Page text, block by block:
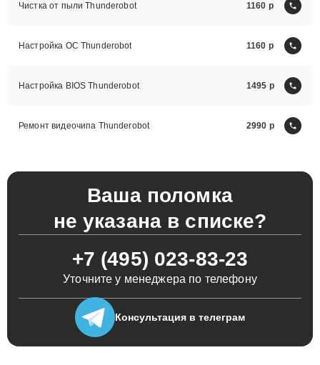
Чистка от пыли Thunderobot 1160
Настройка ОС Thunderobot 1160
Настройка BIOS Thunderobot 1495
Ремонт видеочипа Thunderobot 2990
Ваша поломка
не указана в списке?
+7 (495) 023-83-23
Уточните у менеджера по телефону
Консультация в телеграм